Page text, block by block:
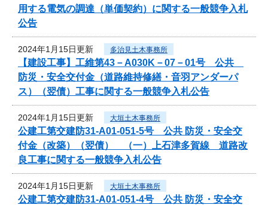
用する電気の調達（単価契約）に関する一般競争入札
公告
2024年1月15日更新 多治見土木事務所
【建設工事】工維第43－A030K－07－01号 公共
防災・安全交付金（道路維持修繕・音羽アンダーパ
ス）（翌債）工事に関する一般競争入札公告
2024年1月15日更新 大垣土木事務所
公建工第交建防31-A01-051-5号 公共 防災・安全交
付金（改築）（翌債） （一）上石津多賀線 道路改
良工事に関する一般競争入札公告
2024年1月15日更新 大垣土木事務所
公建工第交建防31-A01-051-4号 公共 防災・安全交